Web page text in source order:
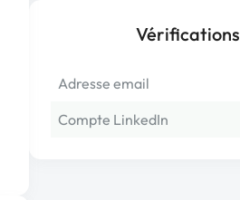
Vérifications
Adresse email
Compte LinkedIn